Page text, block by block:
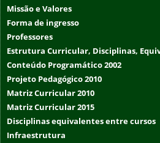
Missão e Valores
Forma de ingresso
Professores
Estrutura Curricular, Disciplinas,
Conteúdo Programático 2002
Projeto Pedagógico 2010
Matriz Curricular 2010
Matriz Curricular 2015
Disciplinas equivalentes entre cursos
Infraestrutura